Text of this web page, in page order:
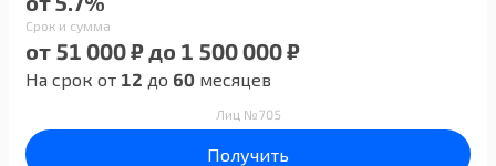
Срок и сумма
от 51 000 ₽ до 1 500 000 ₽
На срок от 12 до 60 месяцев
Лиц №705
Получить